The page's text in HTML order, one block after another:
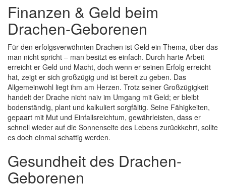
Finanzen & Geld beim
Drachen-Geborenen
Für den erfolgsverwöhnten Drachen ist Geld ein Thema, über das
man nicht spricht – man besitzt es einfach. Durch harte Arbeit
erreicht er Geld und Macht, doch wenn er seinen Erfolg erreicht
hat, zeigt er sich großzügig und ist bereit zu geben. Das
Allgemeinwohl liegt ihm am Herzen. Trotz seiner Großzügigkeit
handelt der Drache nicht naiv im Umgang mit Geld; er bleibt
bodenständig, plant und kalkuliert sorgfältig. Seine Fähigkeiten,
gepaart mit Mut und Einfallsreichtum, gewährleisten, dass er
schnell wieder auf die Sonnenseite des Lebens zurückkehrt, sollte
es doch einmal schattig werden.
Gesundheit des Drachen-
Geborenen